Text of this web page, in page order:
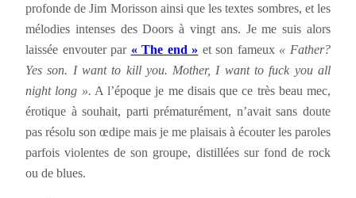
profonde de Jim Morisson ainsi que les textes sombres, et les
mélodies intenses des Doors à vingt ans. Je me suis alors
laissée envouter par « The end » et son fameux « Father?
Yes son. I want to kill you. Mother, I want to fuck you all
night long ». A l’époque je me disais que ce très beau mec,
érotique à souhait, parti prématurément, n’avait sans doute
pas résolu son œdipe mais je me plaisais à écouter les paroles
parfois violentes de son groupe, distillées sur fond de rock
ou de blues.